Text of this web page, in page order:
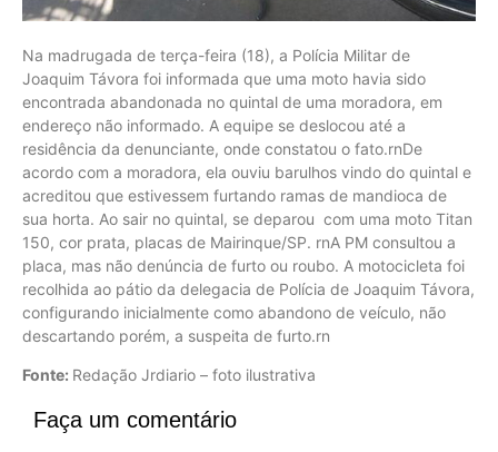
Na madrugada de terça-feira (18), a Polícia Militar de
Joaquim Távora foi informada que uma moto havia sido
encontrada abandonada no quintal de uma moradora, em
endereço não informado. A equipe se deslocou até a
residência da denunciante, onde constatou o fato.rnDe
acordo com a moradora, ela ouviu barulhos vindo do quintal e
acreditou que estivessem furtando ramas de mandioca de
sua horta. Ao sair no quintal, se deparou com uma moto Titan
150, cor prata, placas de Mairinque/SP. rnA PM consultou a
placa, mas não denúncia de furto ou roubo. A motocicleta foi
recolhida ao pátio da delegacia de Polícia de Joaquim Távora,
configurando inicialmente como abandono de veículo, não
descartando porém, a suspeita de furto.rn
Fonte: Redação Jrdiario – foto ilustrativa
Faça um comentário